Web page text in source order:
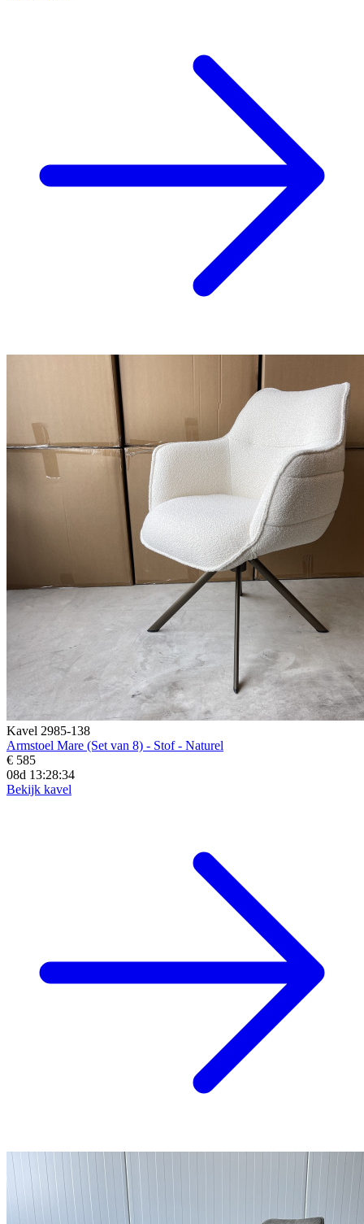
Kavel 2985-138
Armstoel Mare (Set van 8) - Stof - Naturel
€ 585
08d 13:28:32
Bekijk kavel